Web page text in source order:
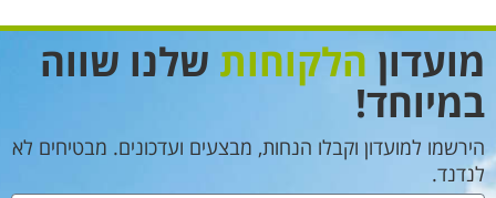
מועדון הלקוחות שלנו שווה
במיוחד!
הירשמו למועדון וקבלו הנחות, מבצעים ועדכונים. מבטיחים לא
לנדנד.